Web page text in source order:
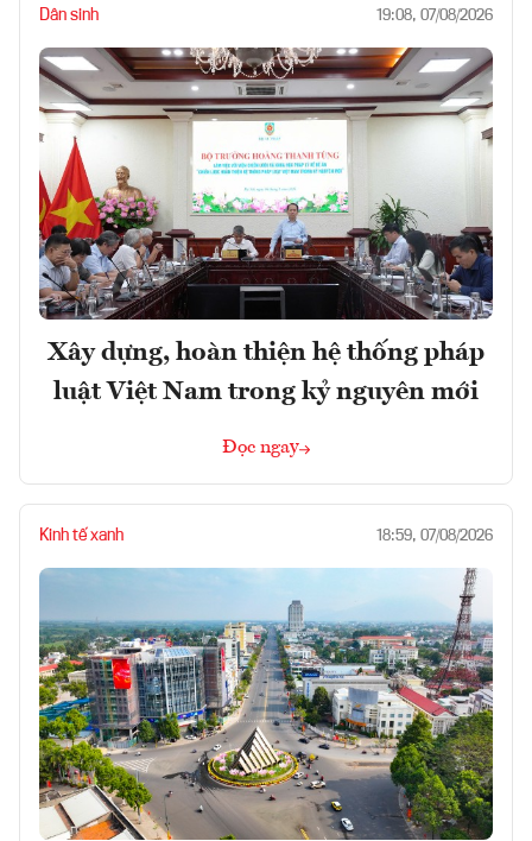
Dân sinh 19:08, 07/08/2026
Xây dựng, hoàn thiện hệ thống pháp
luật Việt Nam trong kỷ nguyên mới
Đọc ngay
Kinh tế xanh 18:59, 07/08/2026